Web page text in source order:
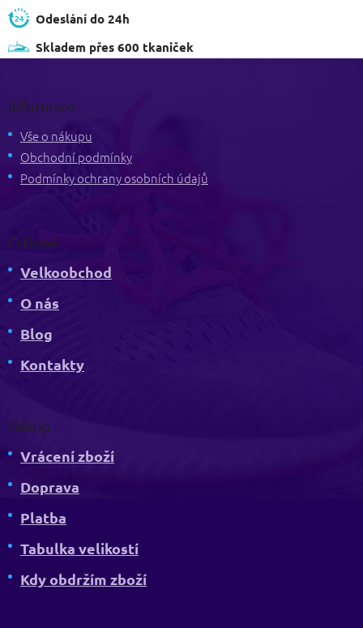
Odeslání do 24h
Skladem přes 600 tkaniček
Informace
Vše o nákupu
Obchodní podmínky
Podmínky ochrany osobních údajů
O firmě
Velkoobchod
O nás
Blog
Kontakty
Nákup
Vrácení zboží
Doprava
Platba
Tabulka velikostí
Kdy obdržím zboží